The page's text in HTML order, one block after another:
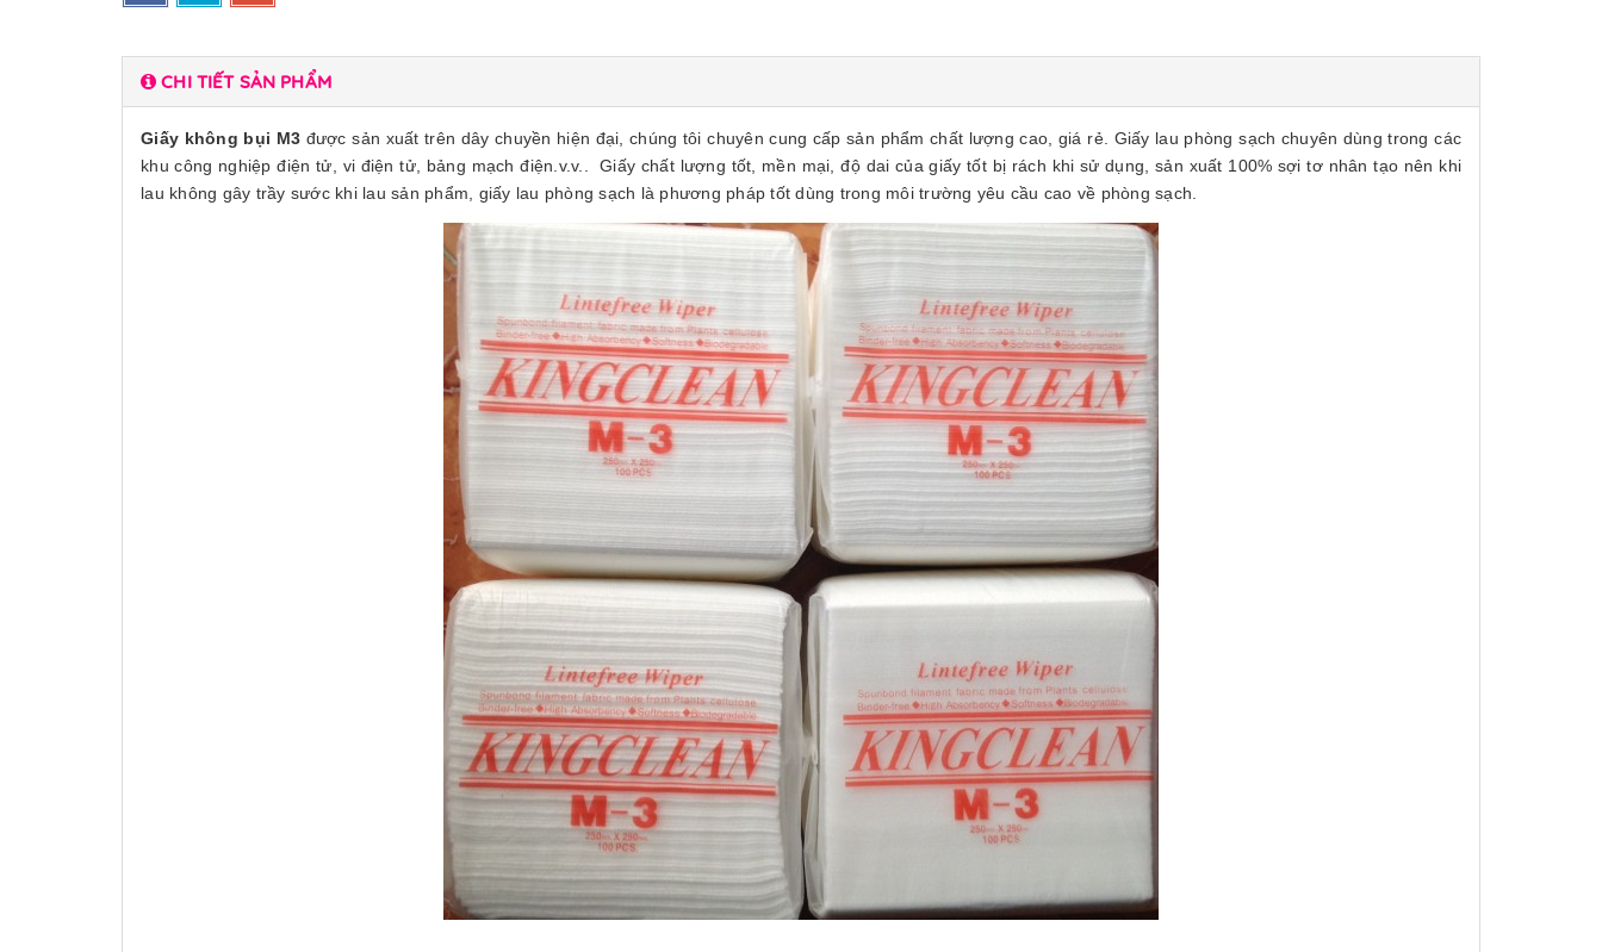
CHI TIẾT SẢN PHẨM
Giấy không bụi M3 được sản xuất trên dây chuyền hiện đại, chúng tôi chuyên cung cấp sản phẩm chất lượng cao, giá rẻ. Giấy lau phòng sạch chuyên dùng trong các
khu công nghiệp điện tử, vi điện tử, bảng mạch điện.v.v.. Giấy chất lượng tốt, mền mại, độ dai của giấy tốt bị rách khi sử dụng, sản xuất 100% sợi tơ nhân tạo nên khi
lau không gây trầy sước khi lau sản phẩm, giấy lau phòng sạch là phương pháp tốt dùng trong môi trường yêu cầu cao về phòng sạch.